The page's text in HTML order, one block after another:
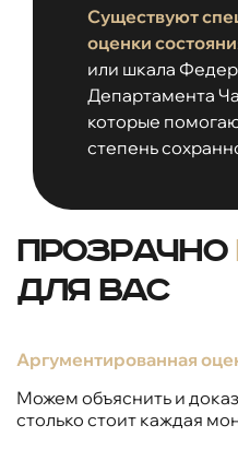
Существуют
оценки
или шкала
Департамента
которые
степень
Прозрачно
для вас
Аргументированная
Можем объяснить и
столько стоит каждая